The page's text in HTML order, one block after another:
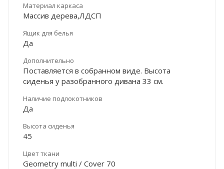
Материал каркаса
Массив дерева,ЛДСП
Ящик для белья
Да
Дополнительно
Поставляется в собранном виде. Высота
сиденья у разобранного дивана 33 см.
Наличие подлокотников
Да
Высота сиденья
45
Цвет ткани
Geometry multi / Cover 70